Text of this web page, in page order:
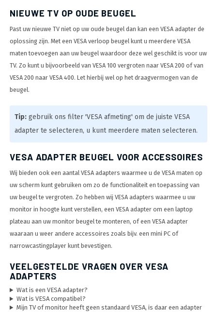
NIEUWE TV OP OUDE BEUGEL
Past uw nieuwe TV niet op uw oude beugel dan kan een VESA adapter de
oplossing zijn. Met een VESA verloop beugel kunt u meerdere VESA
maten toevoegen aan uw beugel waardoor deze wel geschikt is voor uw
TV. Zo kunt u bijvoorbeeld van VESA 100 vergroten naar VESA 200 of van
VESA 200 naar VESA 400. Let hierbij wel op het draagvermogen van de
beugel.
Tip: gebruik ons filter 'VESA afmeting' om de juiste VESA
adapter te selecteren, u kunt meerdere maten selecteren.
VESA ADAPTER BEUGEL VOOR ACCESSOIRES
Wij bieden ook een aantal VESA adapters waarmee u de VESA maten op
uw scherm kunt gebruiken om zo de functionaliteit en toepassing van
uw beugel te vergroten. Zo hebben wij VESA adapters waarmee u uw
monitor in hoogte kunt verstellen, een VESA adapter om een laptop
plateau aan uw monitor beugel te monteren, of een VESA adapter
waaraan u weer andere accessoires zoals bijv. een mini PC of
narrowcastingplayer kunt bevestigen.
VEELGESTELDE VRAGEN OVER VESA
ADAPTERS
Wat is een VESA adapter?
Wat is VESA compatibel?
Mijn TV of monitor heeft geen standaard VESA, is daar een adapter